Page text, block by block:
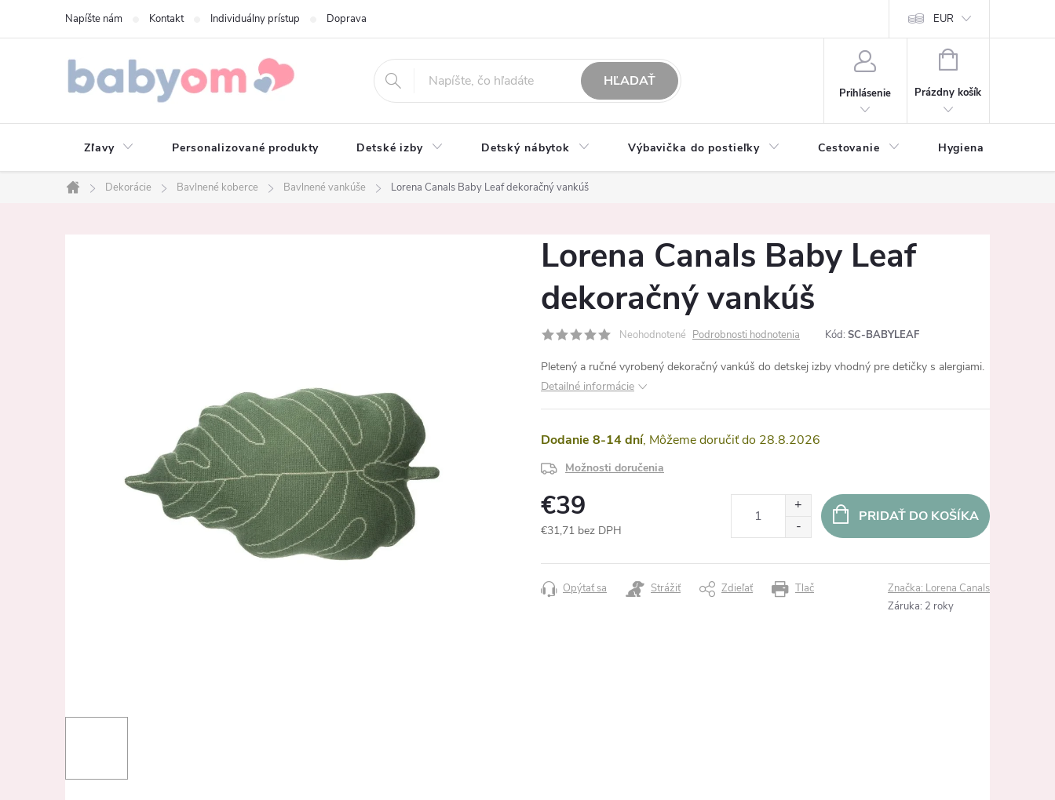
Napíšte nám Kontakt Individuálny prístup Doprava Vrátenie tovaru a reklamácia Ochrana osobných
EUR
HĽADAŤ
Prihlásenie
NÁKUPNÝ
Prázdny košík
Zľavy Personalizované produkty Detské izby Detský nábytok Výbavička do postieľky Cestovanie Hygiena
Domov
Dekorácie Bavlnené koberce Bavlnené vankúše Lorena Canals Baby Leaf dekoračný vankúš
Lorena Canals Baby Leaf
dekoračný vankúš
Neohodnotené Podrobnosti hodnotenia Kód: SC-BABYLEAF
Pletený a ručné vyrobený dekoračný vankúš do detskej izby vhodný pre detičky s alergiami.
Detailné informácie
Dodanie 8-14 dní 28.8.2026
Možnosti doručenia
€39
€31,71 bez DPH
cena:
PRIDAŤ DO KOŠÍKA
Tlač
Opýtať sa Strážiť Zdieľať Značka: Lorena Canals
Záruka: 2 roky